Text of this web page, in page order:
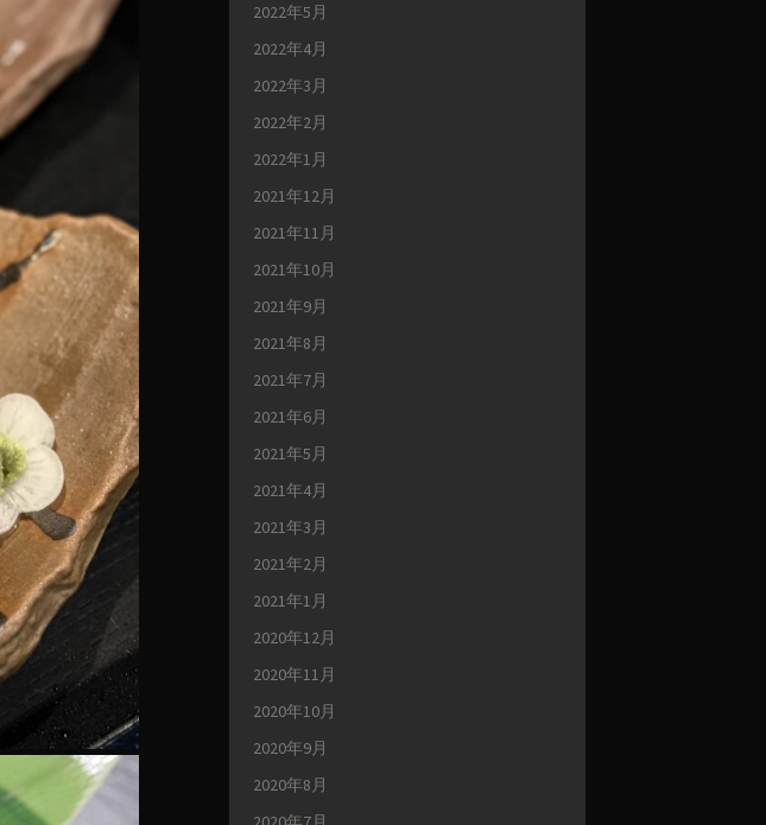
2022年5月
2022年4月
2022年3月
2022年2月
2022年1月
2021年12月
2021年11月
2021年10月
2021年9月
2021年8月
2021年7月
2021年6月
2021年5月
2021年4月
2021年3月
2021年2月
2021年1月
2020年12月
2020年11月
2020年10月
2020年9月
2020年8月